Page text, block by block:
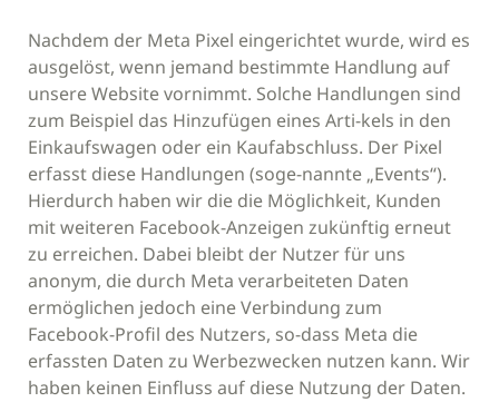
Nachdem der Meta Pixel eingerichtet wurde, wird es
ausgelöst, wenn jemand bestimmte Handlung auf
unsere Website vornimmt. Solche Handlungen sind
zum Beispiel das Hinzufügen eines Arti-kels in den
Einkaufswagen oder ein Kaufabschluss. Der Pixel
erfasst diese Handlungen (soge-nannte „Events“).
Hierdurch haben wir die die Möglichkeit, Kunden
mit weiteren Facebook-Anzeigen zukünftig erneut
zu erreichen. Dabei bleibt der Nutzer für uns
anonym, die durch Meta verarbeiteten Daten
ermöglichen jedoch eine Verbindung zum
Facebook-Profil des Nutzers, so-dass Meta die
erfassten Daten zu Werbezwecken nutzen kann. Wir
haben keinen Einfluss auf diese Nutzung der Daten.